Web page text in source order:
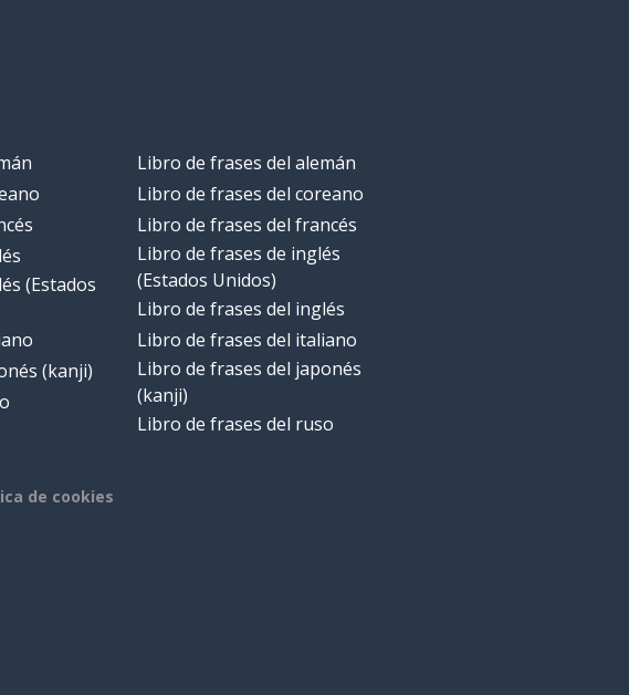
(Estados
(kanji)
Libro de frases del alemán
Libro de frases del coreano
Libro de frases del francés
Libro de frases de inglés
(Estados Unidos)
Libro de frases del inglés
Libro de frases del italiano
Libro de frases del japonés
(kanji)
Libro de frases del ruso
de cookies